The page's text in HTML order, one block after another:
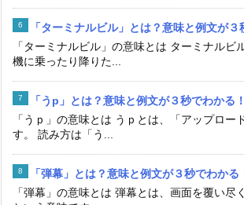
「ターミナルビル」とは？意味と例文が３
「ターミナルビル」の意味とは ターミナルビ
機に乗ったり降りた...
「うp」とは？意味と例文が３秒でわかる！
「うｐ」の意味とは うｐとは、「アップロー
す。 読み方は「う...
「弾幕」とは？意味と例文が３秒でわかる
「弾幕」の意味とは 弾幕とは、画面を覆い尽